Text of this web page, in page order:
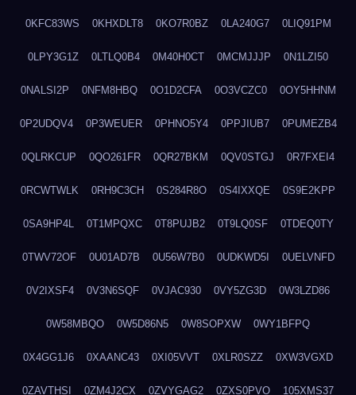
0KFC83WS 0KHXDLT8 0KO7R0BZ 0LA240G7 0LIQ91PM
0LPY3G1Z 0LTLQ0B4 0M40H0CT 0MCMJJJP 0N1LZI50
0NALSI2P 0NFM8HBQ 0O1D2CFA 0O3VCZC0 0OY5HHNM
0P2UDQV4 0P3WEUER 0PHNO5Y4 0PPJIUB7 0PUMEZB4
0QLRKCUP 0QO261FR 0QR27BKM 0QV0STGJ 0R7FXEI4
0RCWTWLK 0RH9C3CH 0S284R8O 0S4IXXQE 0S9E2KPP
0SA9HP4L 0T1MPQXC 0T8PUJB2 0T9LQ0SF 0TDEQ0TY
0TWV72OF 0U01AD7B 0U56W7B0 0UDKWD5I 0UELVNFD
0V2IXSF4 0V3N6SQF 0VJAC930 0VY5ZG3D 0W3LZD86
0W58MBQO 0W5D86N5 0W8SOPXW 0WY1BFPQ
0X4GG1J6 0XAANC43 0XI05VVT 0XLR0SZZ 0XW3VGXD
0ZAVTHSI 0ZM4J2CX 0ZVYGAG2 0ZXS0PVO 105XMS37